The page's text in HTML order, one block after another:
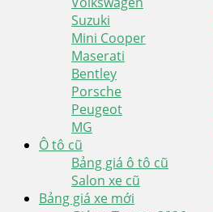
Suzuki
Mini Cooper
Maserati
Bentley
Porsche
Peugeot
MG
Ô tô cũ
Bảng giá ô tô cũ
Salon xe cũ
Bảng giá xe mới